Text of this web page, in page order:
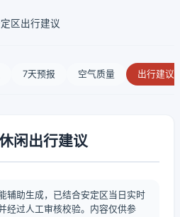
区出行建议
7天预报 空气质量 出行建议
闲出行建议
辅助生成，已结合安定区当日实时
经过人工审核校验。内容仅供参